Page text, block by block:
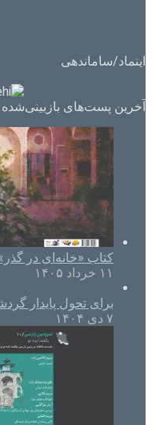
اینماد/ساماندهی
آخرین پست‌های بازبینی‌شده
کتاب «خانه‌ای در
۱۱ خرداد ۱۴۰۵
برای تحول پایدار
۷ دی ۱۴۰۴